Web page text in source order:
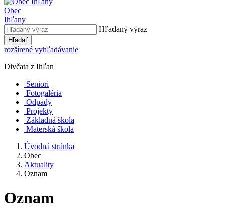
Obec
Ihľany
Hľadaný výraz
Hľadať
rozšírené vyhľadávanie
Divčata z Ihľan
Seniori
Fotogaléria
Odpady
Projekty
Základná škola
Materská škola
Úvodná stránka
Obec
Aktuality
Oznam
Oznam